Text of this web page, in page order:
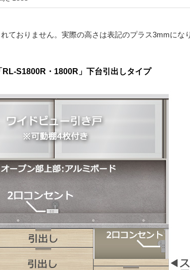
おりません。実際の高さは表記のプラス3mmにな
S1800R・1800R」下台引出しタイプ